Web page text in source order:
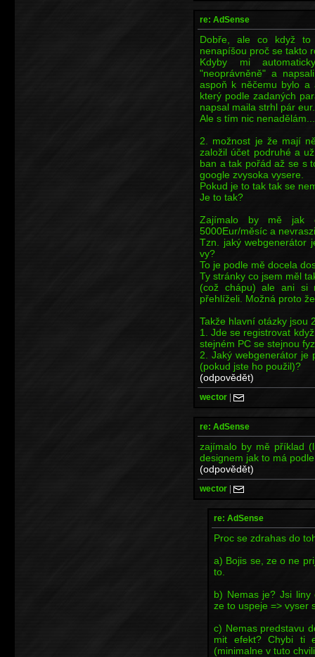
re: AdSense
Dobře, ale co když
nenapíšou proč se takto
Kdyby mi
"neoprávněně" a
aspoň k něčemu bylo
který podle zadaných
napsal maila strhl pár eur.
Ale s tím nic nenadělám...
2. možnost je že mají
založil účet podruhé a
ban a tak pořád až se s
google zvysoka vysere.
Pokud je to tak tak se
Je to tak?
Zajímalo by mě jak
5000Eur/měsíc a
Tzn. jaký webgenerátor
vy?
To je podle mě docela
Ty stránky co jsem měl
(což chápu) ale ani si
přehlíželi. Možná proto
Takže hlavní otázky jsou
1. Jde se registrovat
stejném PC se stejnou
2. Jaký webgenerátor je
(pokud jste ho použil)?
(odpovědět)
wector |
re: AdSense
zajímalo by mě příklad
designem jak to má
(odpovědět)
wector |
re: AdSense
Proc se zdrahas do
a) Bojis se, ze o ne
to.
b) Nemas je? Jsi liny
ze to uspeje => vyser
c) Nemas predstavu
mit efekt? Chybi ti
(minimalne v tuto